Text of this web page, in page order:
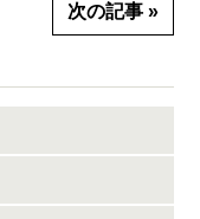
次の記事 »